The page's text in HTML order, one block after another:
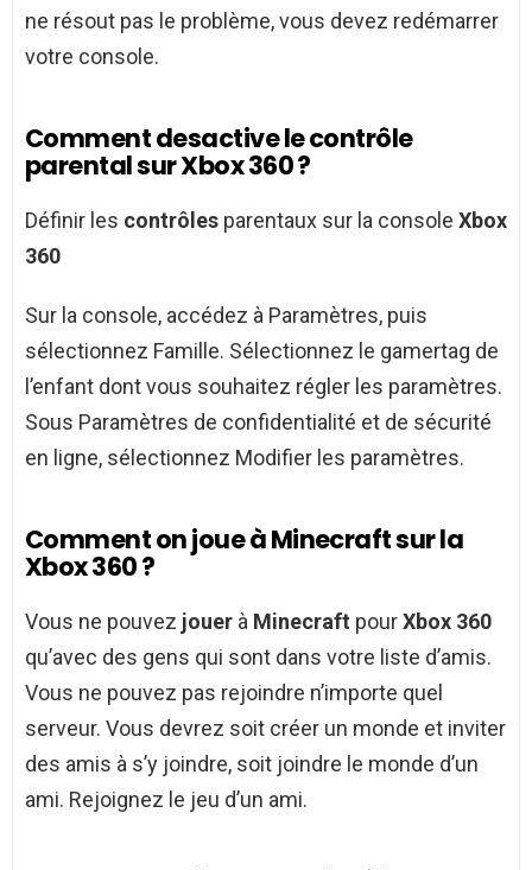
ne résout pas le problème, vous devez redémarrer
votre console.
Comment desactive le contrôle
parental sur Xbox 360 ?
Définir les contrôles parentaux sur la console Xbox
360
Sur la console, accédez à Paramètres, puis
sélectionnez Famille. Sélectionnez le gamertag de
l’enfant dont vous souhaitez régler les paramètres.
Sous Paramètres de confidentialité et de sécurité
en ligne, sélectionnez Modifier les paramètres.
Comment on joue à Minecraft sur la
Xbox 360 ?
Vous ne pouvez jouer à Minecraft pourXbox 360
qu’avec des gens qui sont dans votre liste d’amis.
Vous ne pouvez pas rejoindre n’importe quel
serveur. Vous devrez soit créer un monde et inviter
des amis à s’y joindre, soit joindre le monde d’un
ami. Rejoignez le jeu d’un ami.